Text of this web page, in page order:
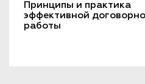
Принципы и практика
эффективной
работы